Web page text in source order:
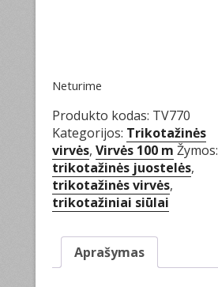
Neturime
Produkto kodas: TV770
Kategorijos: Trikotažinės
virvės,Virvės 100 m Žymos:
trikotažinės juostelės,
trikotažinės virvės,
trikotažiniai siūlai
Aprašymas